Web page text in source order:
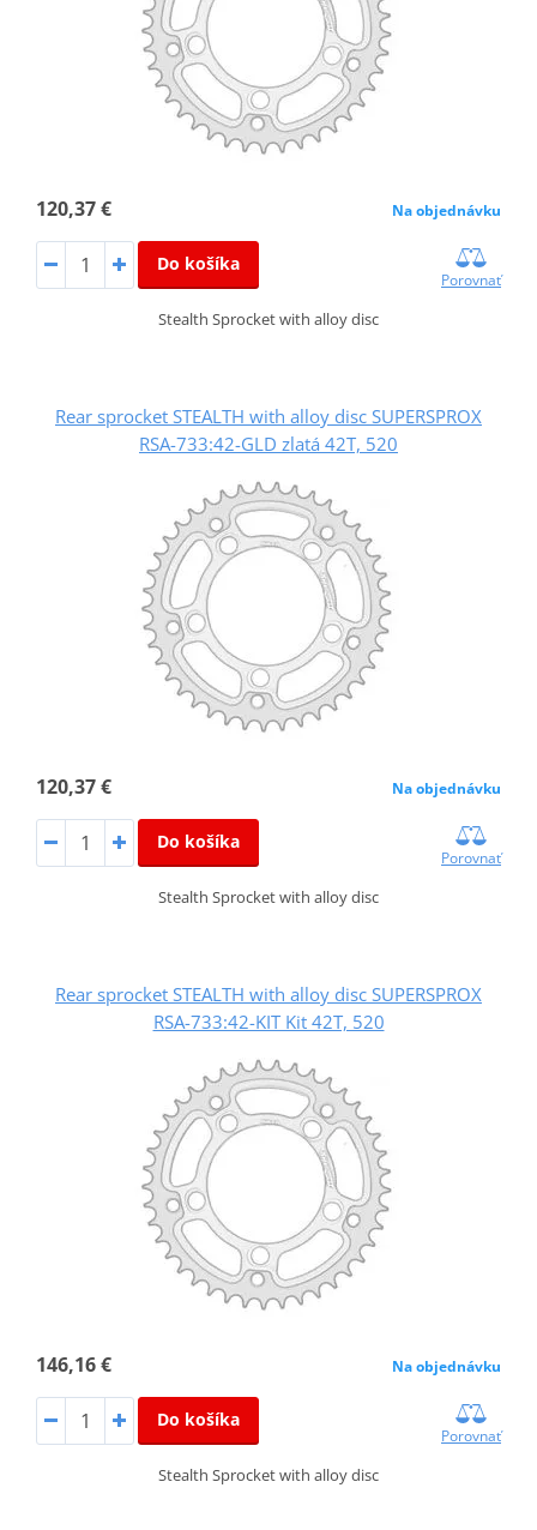
120,37 € Na objednávku
Do košíka
Porovnať
Stealth Sprocket with alloy disc
Rear sprocket STEALTH with alloy disc SUPERSPROX
RSA-733:42-GLD zlatá 42T, 520
120,37 € Na objednávku
Do košíka
Porovnať
Stealth Sprocket with alloy disc
Rear sprocket STEALTH with alloy disc SUPERSPROX
RSA-733:42-KIT Kit 42T, 520
146,16 € Na objednávku
Do košíka
Porovnať
Stealth Sprocket with alloy disc